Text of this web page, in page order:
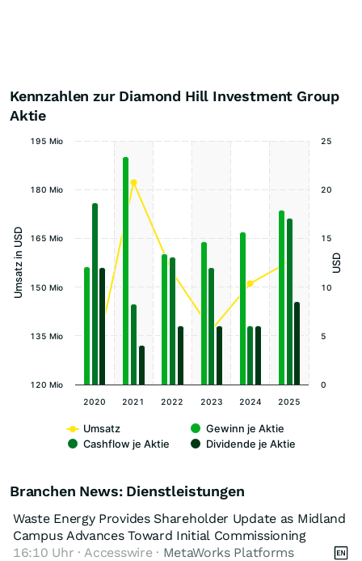
Kennzahlen zur Diamond Hill Investment Group
Aktie
Umsatz in USD USD
Umsatz
Gewinn je Aktie
Cashflow je Aktie
Dividende je Aktie
2020 2021 2022 2023 2024 2025
120 Mio
135 Mio
150 Mio
165 Mio
180 Mio
195 Mio
0
5
10
15
20
25
Branchen News: Dienstleistungen
Waste Energy Provides Shareholder Update as Midland
Campus Advances Toward Initial Commissioning
16:10 Uhr · Accesswire · MetaWorks Platforms